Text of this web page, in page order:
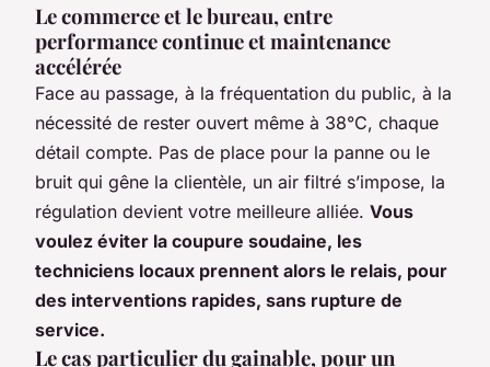
Le commerce et le bureau, entre
performance continue et maintenance
accélérée
Face au passage, à la fréquentation du public, à la
nécessité de rester ouvert même à 38°C, chaque
détail compte. Pas de place pour la panne ou le
bruit qui gêne la clientèle, un air filtré s’impose, la
régulation devient votre meilleure alliée. Vous
voulez éviter la coupure soudaine, les
techniciens locaux prennent alors le relais, pour
des interventions rapides, sans rupture de
service.
Le cas particulier du gainable, pour un